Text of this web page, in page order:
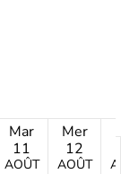
Mar
11
AOÛT
Mer
12
AOÛT